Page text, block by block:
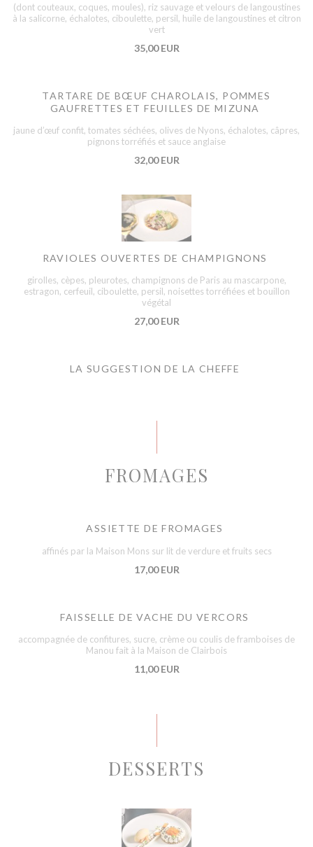
(dont couteaux, coques, moules), riz sauvage et velours de langoustines
à la salicorne, échalotes, ciboulette, persil, huile de langoustines et citron
vert
35,00 EUR
TARTARE DE BŒUF CHAROLAIS, POMMES
GAUFRETTES ET FEUILLES DE MIZUNA
jaune d’œuf confit, tomates séchées, olives de Nyons, échalotes, câpres,
pignons torréfiés et sauce anglaise
32,00 EUR
RAVIOLES OUVERTES DE CHAMPIGNONS
girolles, cèpes, pleurotes, champignons de Paris au mascarpone,
estragon, cerfeuil, ciboulette, persil, noisettes torréfiées et bouillon
végétal
27,00 EUR
LA SUGGESTION DE LA CHEFFE
FROMAGES
ASSIETTE DE FROMAGES
affinés par la Maison Mons sur lit de verdure et fruits secs
17,00 EUR
FAISSELLE DE VACHE DU VERCORS
accompagnée de confitures, sucre, crème ou coulis de framboises de
Manou fait à la Maison de Clairbois
11,00 EUR
DESSERTS